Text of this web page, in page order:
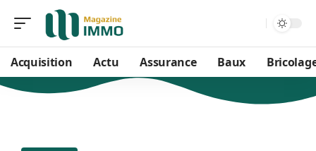
Acquisition Actu Assurance Baux